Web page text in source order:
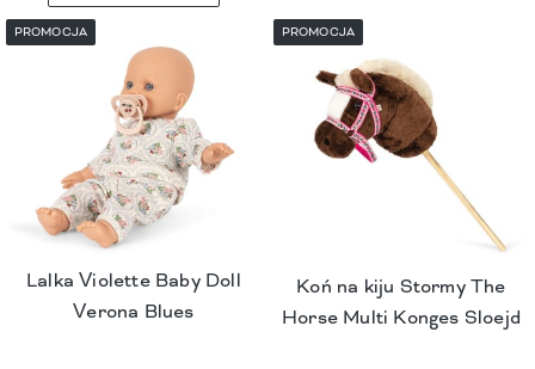
Lalka Violette Baby Doll
Verona Blues
PROMOCJA
Koń na kiju Stormy The
Horse Multi Konges Sloejd
PROMOCJA